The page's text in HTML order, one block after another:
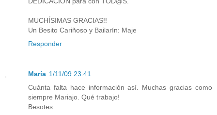
MUCHÍSIMAS GRACIAS!!
Un Besito Cariñoso y Bailarín: Maje
Responder
María 1/11/09 23:41
Cuánta falta hace información así. Muchas gracias como
siempre Mariajo. Qué trabajo!
Besotes